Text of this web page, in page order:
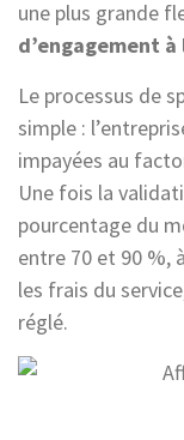
une plus grande
d’engagement
Le processus de
simple :
impayées au
Une fois la
pourcentage du
entre 70 et 90 %,
les frais du
réglé.